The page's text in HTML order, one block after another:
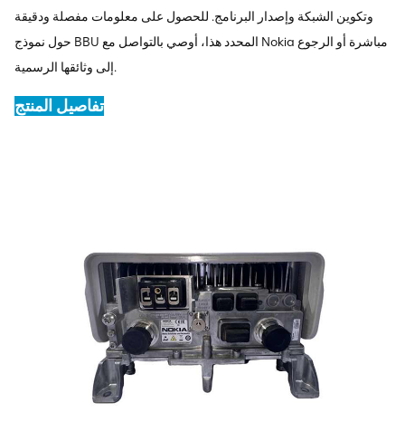
وتكوين الشبكة وإصدار البرنامج. للحصول على معلومات مفصلة ودقيقة
حول نموذج BBU المحدد هذا، أوصي بالتواصل مع Nokia مباشرة أو الرجوع
إلى وثائقها الرسمية.
تفاصيل المنتج